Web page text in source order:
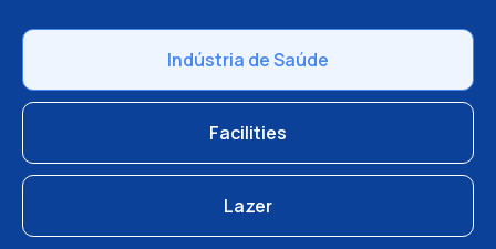
Indústria de Saúde
Facilities
Lazer